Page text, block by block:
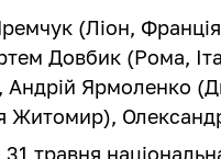
(Ліон,
Довбик (Рома,
Андрій Ярмоленко
Житомир),
травня